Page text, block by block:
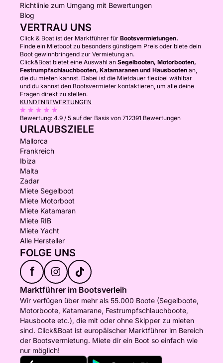
Richtlinie zum Umgang mit Bewertungen
Blog
VERTRAU UNS
Click & Boat ist der Marktführer für Bootsvermietungen.
Finde ein Mietboot zu besonders günstigem Preis oder biete dein
Boot gewinnbringend zur Vermietung an.
Click&Boat bietet eine Auswahl an Segelbooten, Motorbooten,
Festrumpfschlauchbooten, Katamaranen und Hausbooten an,
die du mieten kannst. Dabei ist die Mietdauer flexibel wählbar
und du kannst den Bootsvermieter kontaktieren, um alle deine
Fragen direkt zu stellen.
KUNDENBEWERTUNGEN
Bewertung: 4.9 / 5 auf der Basis von 712391 Bewertungen
URLAUBSZIELE
Mallorca
Frankreich
Ibiza
Malta
Zadar
Miete Segelboot
Miete Motorboot
Miete Katamaran
Miete RIB
Miete Yacht
Alle Hersteller
FOLGE UNS
f
Marktführer im Bootsverleih
Wir verfügen über mehr als 55.000 Boote (Segelboote,
Motorboote, Katamarane, Festrumpfschlauchboote,
Hausboote etc.), die mit oder ohne Skipper zu mieten
sind. Click&Boat ist europäischer Marktführer im Bereich
der Bootsvermietung. Miete dir ein Boot so einfach wie
nur möglich!